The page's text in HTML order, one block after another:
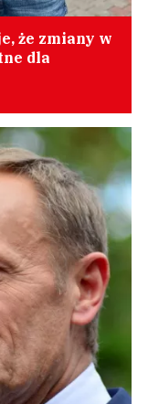
że zmiany w
dla